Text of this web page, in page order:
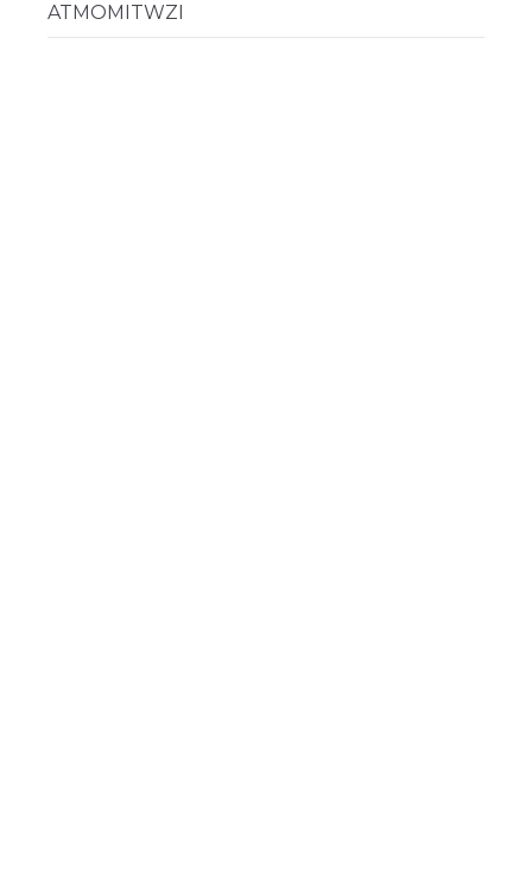
ATMOMITWZI